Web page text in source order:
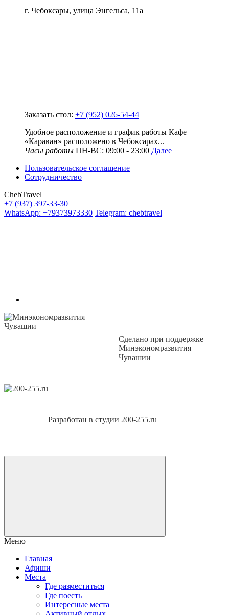
г. Чебоксары, улица Энгельса, 11а
Заказать стол: +7 (952) 026-54-44
Удобное расположение и график работы Кафе
«Караван» расположено в Чебоксарах...
Часы работы ПН-ВС: 09:00 - 23:00 Далее
Пользовательское соглашение
Сотрудничество
ChebTravel
+7 (937) 397-33-30
WhatsApp: +79373973330 Telegram: chebtravel
Сделано при поддержке
Минэкономразвития
Чувашии
Разработан в студии 200-255.ru
Меню
Главная
Афиши
Места
Где разместиться
Где поесть
Интересные места